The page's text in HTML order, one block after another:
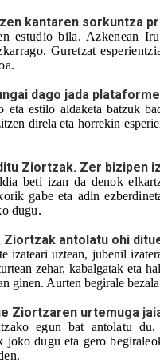
kantaren sorkuntza
estudio bila. Azkenean
Guretzat
dago jada
eta estilo aldaketa batzuk
direla eta horrekin
Ziortzak. Zer bizipen
beti izan da denok
gabe eta adin
dugu.
Ziortzak antolatu ohi
izateari uztean, jubenil
zehar, kabalgatak eta
ginen. Aurten begirale
Ziortzaren urtemuga
egun bat antolatu
joko dugu eta gero